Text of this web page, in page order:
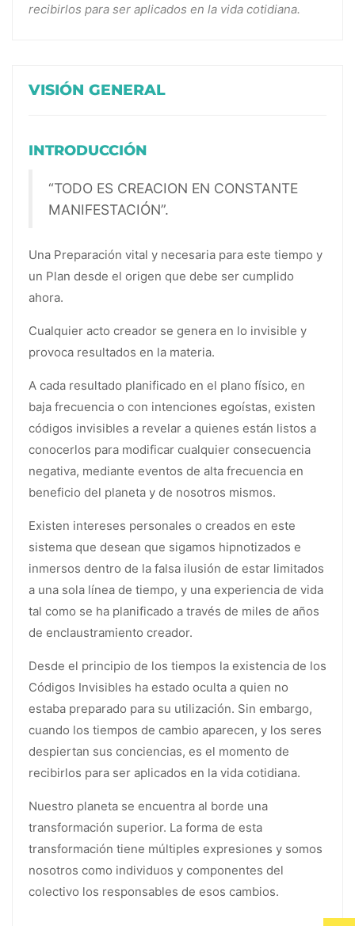
VISIÓN GENERAL
INTRODUCCIÓN
“TODO ES CREACION EN CONSTANTE
MANIFESTACIÓN”.
Una Preparación vital y necesaria para este tiempo y
un Plan desde el origen que debe ser cumplido
ahora.
Cualquier acto creador se genera en lo invisible y
provoca resultados en la materia.
A cada resultado planificado en el plano físico, en
baja frecuencia o con intenciones egoístas, existen
códigos invisibles a revelar a quienes están listos a
conocerlos para modificar cualquier consecuencia
negativa, mediante eventos de alta frecuencia en
beneficio del planeta y de nosotros mismos.
Existen intereses personales o creados en este
sistema que desean que sigamos hipnotizados e
inmersos dentro de la falsa ilusión de estar limitados
a una sola línea de tiempo, y una experiencia de vida
tal como se ha planificado a través de miles de años
de enclaustramiento creador.
Desde el principio de los tiempos la existencia de los
Códigos Invisibles ha estado oculta a quien no
estaba preparado para su utilización. Sin embargo,
cuando los tiempos de cambio aparecen, y los seres
despiertan sus conciencias, es el momento de
recibirlos para ser aplicados en la vida cotidiana.
Nuestro planeta se encuentra al borde una
transformación superior. La forma de esta
transformación tiene múltiples expresiones y somos
nosotros como individuos y componentes del
colectivo los responsables de esos cambios.
recibirlos para ser aplicados en la vida cotidiana.